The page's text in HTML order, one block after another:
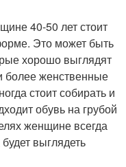
40-50 лет стоит
Это может быть
хорошо выглядят
более женственные
стоит собирать и
обувь на грубой
женщине всегда
выглядеть